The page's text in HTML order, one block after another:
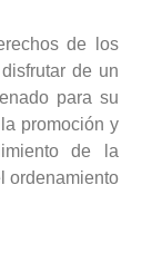
de los
de un
para su
promoción y
de la
ordenamiento